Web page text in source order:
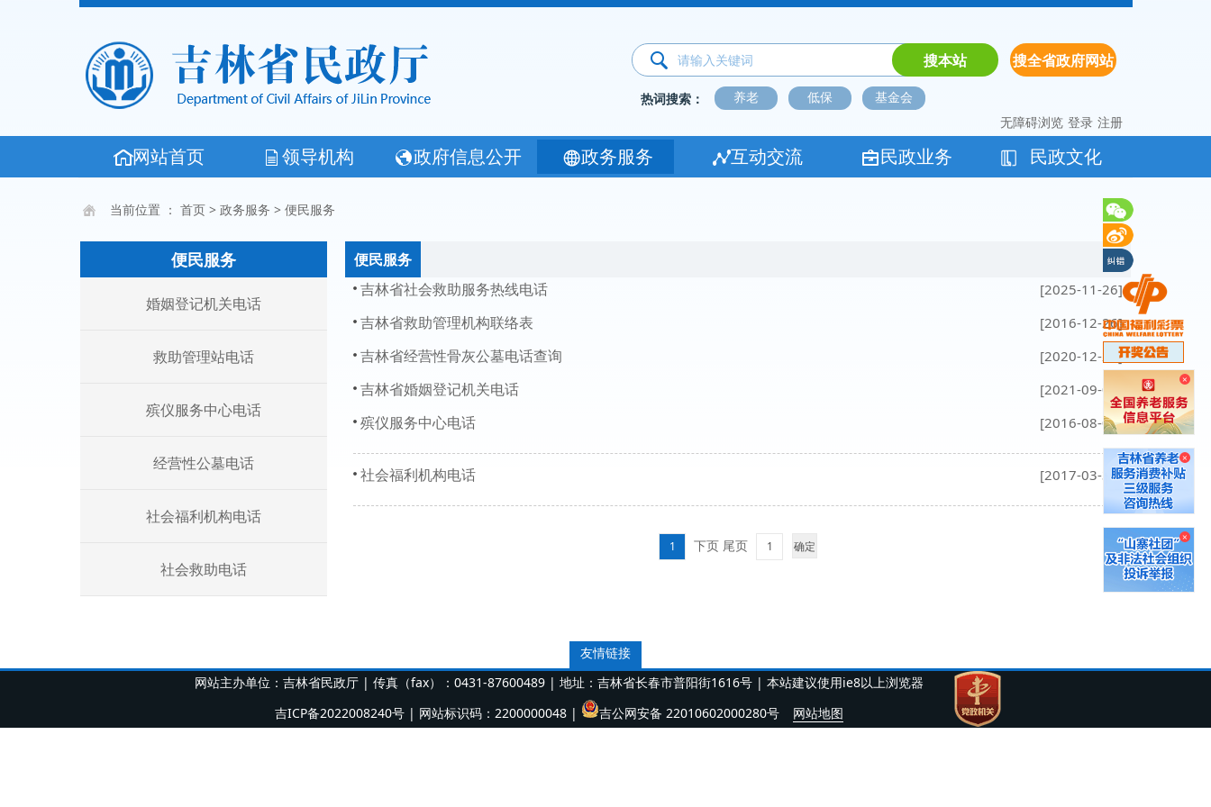
热词搜索： 养老 低保 基金会
无障碍浏览 登录 注册
网站首页 领导机构 政府信息公开 政务服务 互动交流 民政业务 民政文化
当前位置 ： 首页 > 政务服务 > 便民服务
便民服务
婚姻登记机关电话
救助管理站电话
殡仪服务中心电话
经营性公墓电话
社会福利机构电话
社会救助电话
便民服务
[2025-11-26]
吉林省社会救助服务热线电话
[2016-12-26]
吉林省救助管理机构联络表
[2020-12-29]
吉林省经营性骨灰公墓电话查询
[2021-09-03]
吉林省婚姻登记机关电话
[2016-08-03]
殡仪服务中心电话
[2017-03-31]
社会福利机构电话
1 下页 尾页
友情链接
网站主办单位：吉林省民政厅 | 传真（fax）：0431-87600489 | 地址：吉林省长春市普阳街1616号 | 本站建议使用ie8以上浏览器
吉ICP备2022008240号 | 网站标识码：2200000048 | 吉公网安备 22010602000280号 网站地图
×
×
×